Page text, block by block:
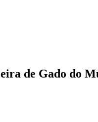
de Gado do